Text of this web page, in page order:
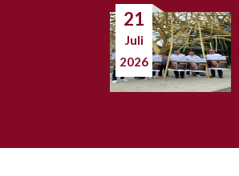
21
Juli
2026